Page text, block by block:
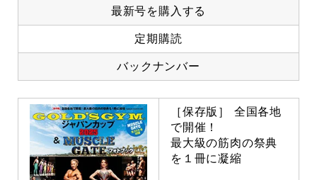
最新号を購入する
定期購読
バックナンバー
［保存版］ 全国各地
で開催！
最大級の筋肉の祭典
を１冊に凝縮